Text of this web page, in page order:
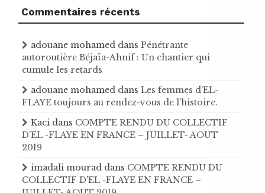
Commentaires récents
adouane mohamed dans Pénétrante
autoroutière Béjaïa-Ahnif : Un chantier qui
cumule les retards
adouane mohamed dans Les femmes d’EL-
FLAYE toujours au rendez-vous de l’histoire .
Kaci dans COMPTE RENDU DU COLLECTIF
D'EL -FLAYE EN FRANCE – JUILLET- AOUT
2019
imadali mourad dans COMPTE RENDU DU
COLLECTIF D'EL -FLAYE EN FRANCE –